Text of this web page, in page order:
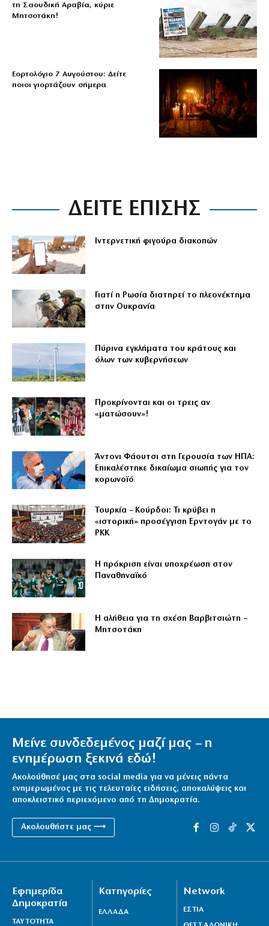
τη Σαουδική Αραβία, κύριε
Μητσοτάκη!
Εορτολόγιο 7 Αυγούστου: Δείτε
ποιοι γιορτάζουν σήμερα
ΔΕΙΤΕ ΕΠΙΣΗΣ
Ιντερνετική φιγούρα διακοπών
Γιατί η Ρωσία διατηρεί το πλεονέκτημα
στην Ουκρανία
Πύρινα εγκλήματα του κράτους και
όλων των κυβερνήσεων
Προκρίνονται και οι τρεις αν
«ματώσουν»!
Άντονι Φάουτσι στη Γερουσία των ΗΠΑ:
Επικαλέστηκε δικαίωμα σιωπής για τον
κορωνοϊό
Τουρκία – Κούρδοι: Τι κρύβει η
«ιστορική» προσέγγιση Ερντογάν με το
PKK
Η πρόκριση είναι υποχρέωση στον
Παναθηναϊκό
Η αλήθεια για τη σχέση Βαρβιτσιώτη –
Μητσοτάκη
Μείνε συνδεδεμένος μαζί μας – η
ενημέρωση ξεκινά εδώ!
Ακολούθησέ μας στα social media για να μένεις πάντα
ενημερωμένος με τις τελευταίες ειδήσεις, αποκαλύψεις και
αποκλειστικό περιεχόμενο από τη Δημοκρατία.
Ακολουθήστε μας ⟶
Εφημερίδα
Δημοκρατία
ΤΑΥΤΟΤΗΤΑ
Κατηγορίες
ΕΛΛΑΔΑ
Network
ΕΣΤΙΑ